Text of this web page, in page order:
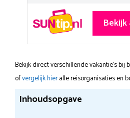
Bekijk direct verschillende vakantie's bij
ofvergelijk hieralle reisorganisaties en
Inhoudsopgave